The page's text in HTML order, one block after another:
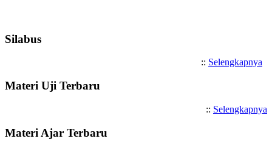
Silabus
:: Selengkapnya
Materi Uji Terbaru
:: Selengkapnya
Materi Ajar Terbaru